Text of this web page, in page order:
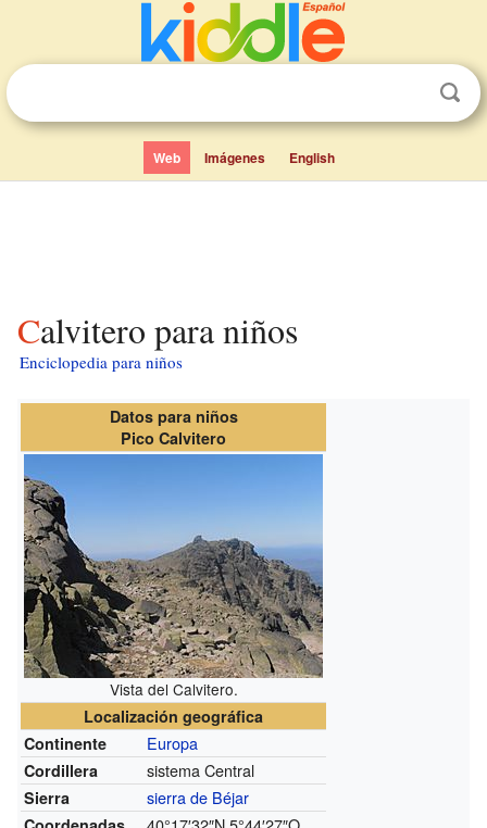
Web Imágenes English
Calvitero para niños
Enciclopedia para niños
Datos para niños
Pico Calvitero
Vista del Calvitero.
Localización geográfica
Continente
Europa
Cordillera sistema Central
Sierra sierra de Béjar